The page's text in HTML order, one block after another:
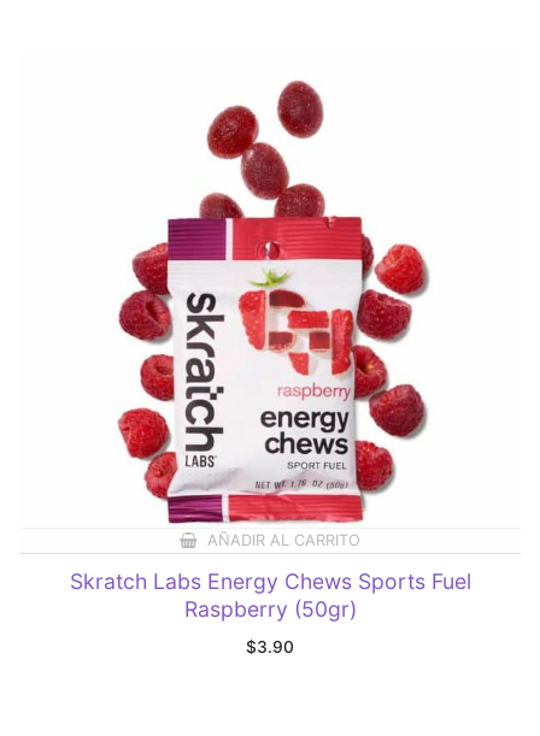
AÑADIR AL CARRITO
Skratch Labs Energy Chews Sports Fuel
Raspberry (50gr)
$3.90